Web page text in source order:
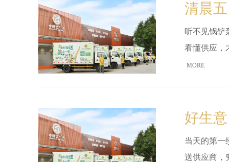
清晨
听不见锅铲
看懂供应，
MORE
好生
当天的第一
送供应商，